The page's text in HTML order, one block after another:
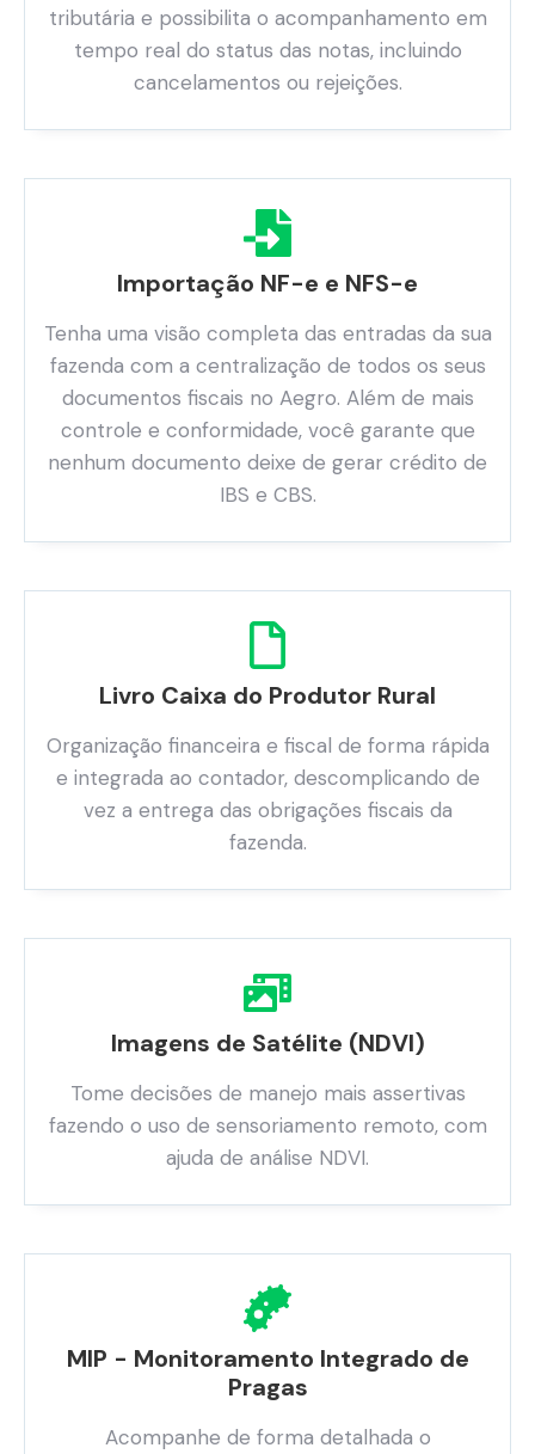
tributária e possibilita o acompanhamento em
tempo real do status das notas, incluindo
cancelamentos ou rejeições.
Importação NF-e e NFS-e
Tenha uma visão completa das entradas da sua
fazenda com a centralização de todos os seus
documentos fiscais no Aegro. Além de mais
controle e conformidade, você garante que
nenhum documento deixe de gerar crédito de
IBS e CBS.
Livro Caixa do Produtor Rural
Organização financeira e fiscal de forma rápida
e integrada ao contador, descomplicando de
vez a entrega das obrigações fiscais da
fazenda.
Imagens de Satélite (NDVI)
Tome decisões de manejo mais assertivas
fazendo o uso de sensoriamento remoto, com
ajuda de análise NDVI.
MIP - Monitoramento Integrado de
Pragas
Acompanhe de forma detalhada o